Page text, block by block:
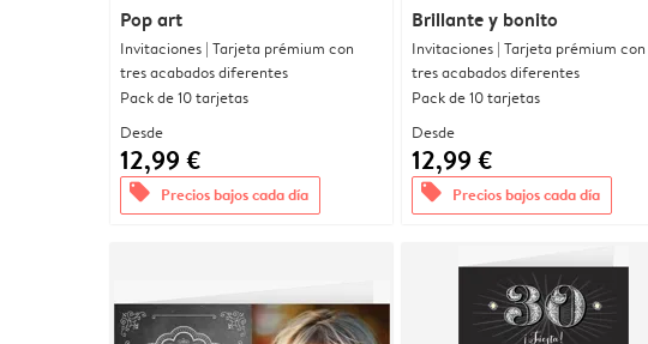
Pop art
Invitaciones | Tarjeta prémium con
tres acabados diferentes
Pack de 10 tarjetas
Desde
12,99 €
offers Precios bajos cada día
Brillante y bonito
Invitaciones | Tarjeta prémium con
tres acabados diferentes
Pack de 10 tarjetas
Desde
12,99 €
offers Precios bajos cada día